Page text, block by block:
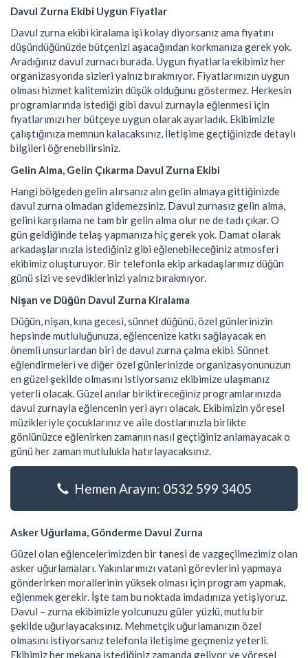
Davul Zurna Ekibi Uygun Fiyatlar
Davul zurna ekibi kiralama işi kolay diyorsanız ama fiyatını
düşündüğünüzde bütçenizi aşacağından korkmanıza gerek yok.
Aradığınız davul zurnacı burada. Uygun fiyatlarla ekibimiz her
organizasyonda sizleri yalnız bırakmıyor. Fiyatlarımızın uygun
olması hizmet kalitemizin düşük olduğunu göstermez. Herkesin
programlarında istediği gibi davul zurnayla eğlenmesi için
fiyatlarımızı her bütçeye uygun olarak ayarladık. Ekibimizle
çalıştığınıza memnun kalacaksınız, İletişime geçtiğinizde detaylı
bilgileri öğrenebilirsiniz.
Gelin Alma, Gelin Çıkarma Davul Zurna Ekibi
Hangi bölgeden gelin alırsanız alın gelin almaya gittiğinizde
davul zurna olmadan gidemezsiniz. Davul zurnasız gelin alma,
gelini karşılama ne tam bir gelin alma olur ne de tadı çıkar. O
gün geldiğinde telaş yapmanıza hiç gerek yok. Damat olarak
arkadaşlarınızla istediğiniz gibi eğlenebileceğiniz atmosferi
ekibimiz oluşturuyor. Bir telefonla ekip arkadaşlarımız düğün
günü sizi ve sevdiklerinizi yalnız bırakmıyor.
Nişan ve Düğün Davul Zurna Kiralama
Düğün, nişan, kına gecesi, sünnet düğünü, özel günlerinizin
hepsinde mutluluğunuza, eğlencenize katkı sağlayacak en
önemli unsurlardan biri de davul zurna çalma ekibi. Sünnet
eğlendirmeleri ve diğer özel günlerinizde organizasyonunuzun
en güzel şekilde olmasını istiyorsanız ekibimize ulaşmanız
yeterli olacak. Güzel anılar biriktireceğiniz programlarınızda
davul zurnayla eğlencenin yeri ayrı olacak. Ekibimizin yöresel
müzikleriyle çocuklarınız ve aile dostlarınızla birlikte
gönlünüzce eğlenirken zamanın nasıl geçtiğiniz anlamayacak o
günü her zaman mutlulukla hatırlayacaksınız.
Hemen Arayın: 0532 599 3405
Asker Uğurlama, Gönderme Davul Zurna
Güzel olan eğlencelerimizden bir tanesi de vazgeçilmezimiz olan
asker uğurlamaları. Yakınlarımızı vatani görevlerini yapmaya
gönderirken morallerinin yüksek olması için program yapmak,
eğlenmek gerekir. İşte tam bu noktada imdadınıza yetişiyoruz.
Davul – zurna ekibimizle yolcunuzu güler yüzlü, mutlu bir
şekilde uğurlayacaksınız. Mehmetçik uğurlamanızın özel
olmasını istiyorsanız telefonla iletişime geçmeniz yeterli.
Ekibimiz her mekana istediğiniz zamanda geliyor ve yöresel